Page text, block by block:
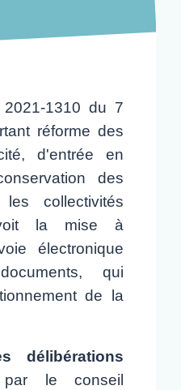
2021-1310 du 7
réforme des
d'entrée en
des
collectivités
la mise à
électronique
qui
de la
délibérations
par le conseil